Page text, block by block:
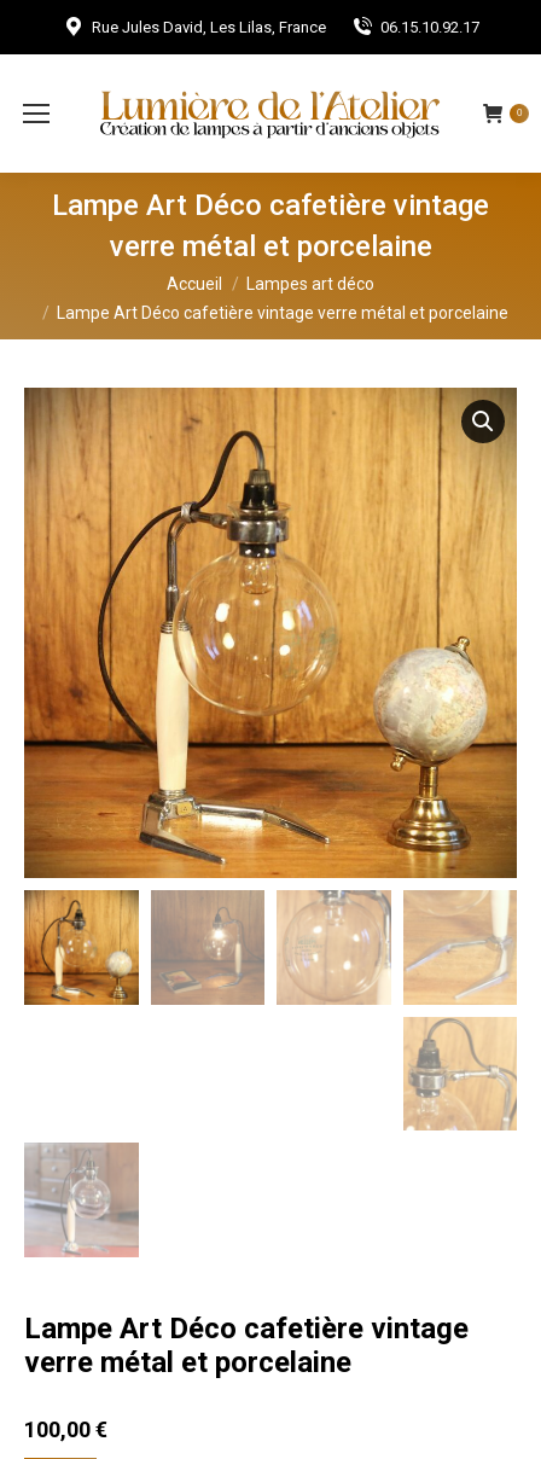
Rue Jules David, Les Lilas, France 06.15.10.92.17
0
Lampe Art Déco cafetière vintage
verre métal et porcelaine
Accueil
Lampes art déco
Lampe Art Déco cafetière vintage verre métal et porcelaine
Lampe Art Déco cafetière vintage
verre métal et porcelaine
100,00€